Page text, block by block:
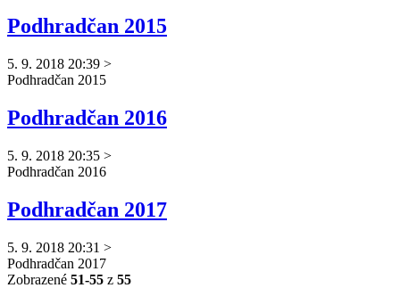
Podhradčan 2015
5. 9. 2018 20:39 >
Podhradčan 2015
Podhradčan 2016
5. 9. 2018 20:35 >
Podhradčan 2016
Podhradčan 2017
5. 9. 2018 20:31 >
Podhradčan 2017
Zobrazené 51-55 z 55